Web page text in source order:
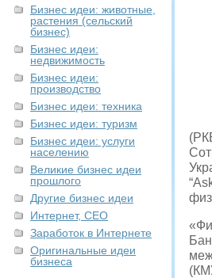
Бизнес идеи: животные,
растения (сельский
бизнес)
Бизнес идеи:
недвижимость
Бизнес идеи:
производство
Бизнес идеи: техника
Бизнес идеи: туризм
Бизнес идеи: услуги
населению
Великие бизнес идеи
прошлого
Другие бизнес идеи
Интернет, СЕО
Заработок в Интернете
Оригинальные идеи
бизнеса